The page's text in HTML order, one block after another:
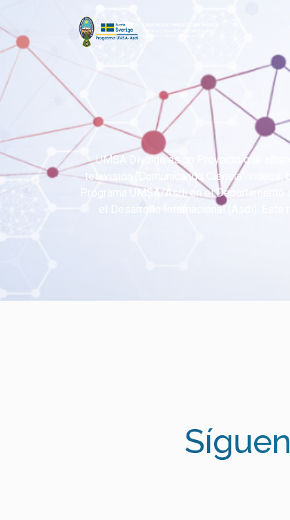
UMSA Divulga es un Proyecto que
televisión “Comunicando Ciencia”
Programa UMSA/Asdi en el
el Desarrollo Internacional (Asdi).